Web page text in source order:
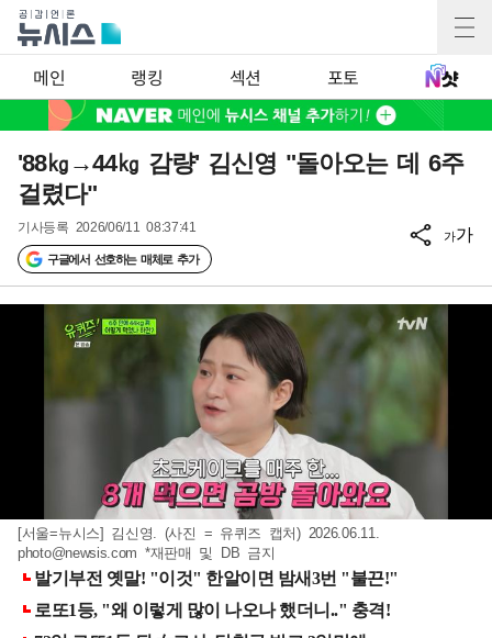
메인 랭킹 섹션 포토
'88㎏→44㎏ 감량' 김신영 "돌아오는 데 6주
걸렸다"
기사등록 2026/06/11 08:37:41
구글에서 선호하는 매체로 추가
가가
[서울=뉴시스] 김신영. (사진 = 유퀴즈 캡처) 2026.06.11.
photo@newsis.com *재판매 및 DB 금지